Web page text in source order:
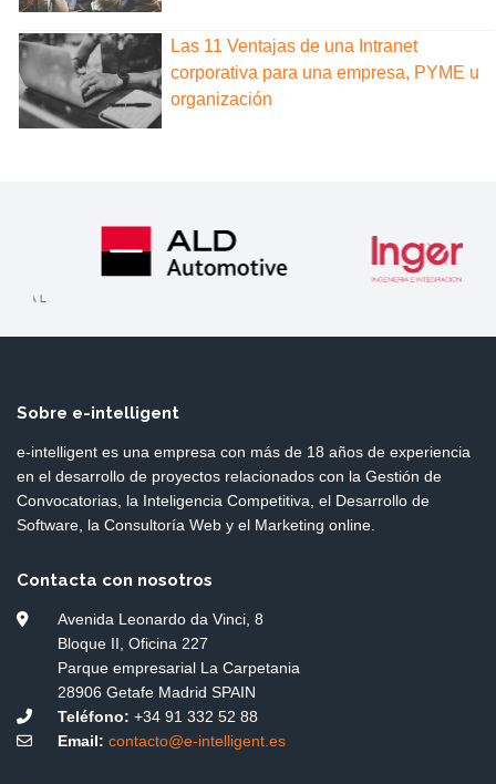
Las 11 Ventajas de una Intranet
corporativa para una empresa, PYME u
organización
Sobre e-intelligent
e-intelligent es una empresa con más de 18 años de experiencia
en el desarrollo de proyectos relacionados con la Gestión de
Convocatorias, la Inteligencia Competitiva, el Desarrollo de
Software, la Consultoría Web y el Marketing online.
Contacta con nosotros
Avenida Leonardo da Vinci, 8
Bloque II, Oficina 227
Parque empresarial La Carpetania
28906 Getafe Madrid SPAIN
Teléfono: +34 91 332 52 88
Email: contacto@e-intelligent.es